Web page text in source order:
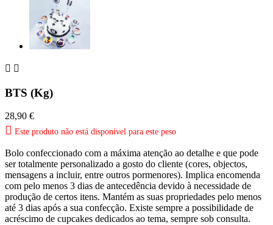
 
BTS (Kg)
28,90 €
 Este produto não está disponível para este peso
Bolo confeccionado com a máxima atenção ao detalhe e que pode
ser totalmente personalizado a gosto do cliente (cores, objectos,
mensagens a incluir, entre outros pormenores). Implica encomenda
com pelo menos 3 dias de antecedência devido à necessidade de
produção de certos itens. Mantém as suas propriedades pelo menos
até 3 dias após a sua confecção. Existe sempre a possibilidade de
acréscimo de cupcakes dedicados ao tema, sempre sob consulta.